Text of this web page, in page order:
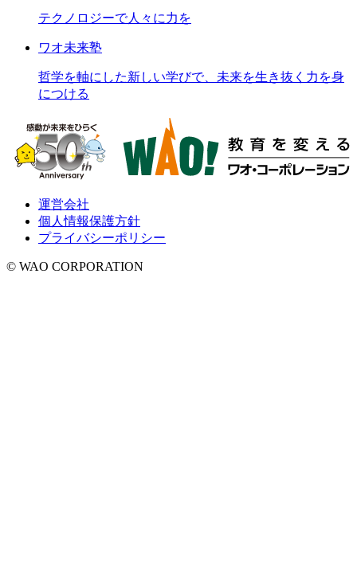
テクノロジーで人々に力を
ワオ未来塾
哲学を軸にした新しい学びで、未来を生き抜く力を身
につける
運営会社
個人情報保護方針
プライバシーポリシー
© WAO CORPORATION